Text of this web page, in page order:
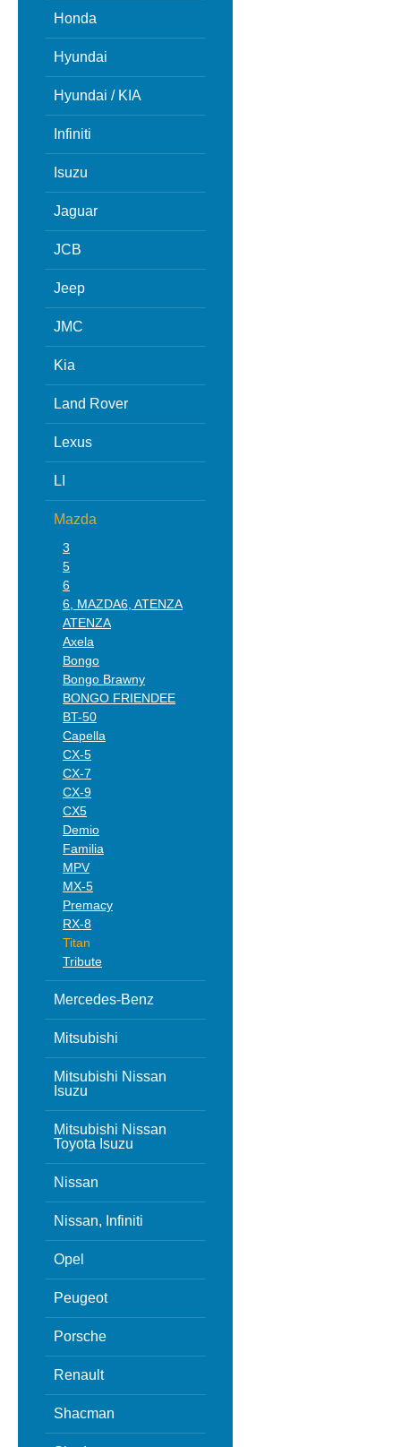
Honda
Hyundai
Hyundai / KIA
Infiniti
Isuzu
Jaguar
JCB
Jeep
JMC
Kia
Land Rover
Lexus
LI
Mazda
3
5
6
6, MAZDA6, ATENZA
ATENZA
Axela
Bongo
Bongo Brawny
BONGO FRIENDEE
BT-50
Capella
CX-5
CX-7
CX-9
CX5
Demio
Familia
MPV
MX-5
Premacy
RX-8
Titan
Tribute
Mercedes-Benz
Mitsubishi
Mitsubishi Nissan
Isuzu
Mitsubishi Nissan
Toyota Isuzu
Nissan
Nissan, Infiniti
Opel
Peugeot
Porsche
Renault
Shacman